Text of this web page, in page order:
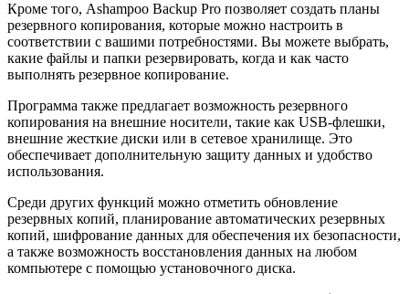
Кроме того, Ashampoo Backup Pro позволяет создать планы
резервного копирования, которые можно настроить в
соответствии с вашими потребностями. Вы можете выбрать,
какие файлы и папки резервировать, когда и как часто
выполнять резервное копирование.
Программа также предлагает возможность резервного
копирования на внешние носители, такие как USB-флешки,
внешние жесткие диски или в сетевое хранилище. Это
обеспечивает дополнительную защиту данных и удобство
использования.
Среди других функций можно отметить обновление
резервных копий, планирование автоматических резервных
копий, шифрование данных для обеспечения их безопасности,
а также возможность восстановления данных на любом
компьютере с помощью установочного диска.